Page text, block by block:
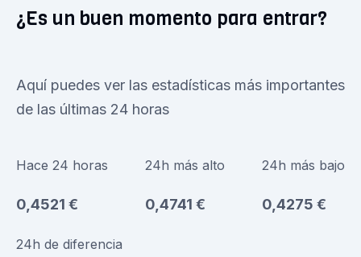
¿Es un buen momento para entrar?
Aquí puedes ver las estadísticas más importantes
de las últimas 24 horas
Hace 24 horas
0,4521 €
24h más alto
0,4741 €
24h más bajo
0,4275 €
24h de diferencia